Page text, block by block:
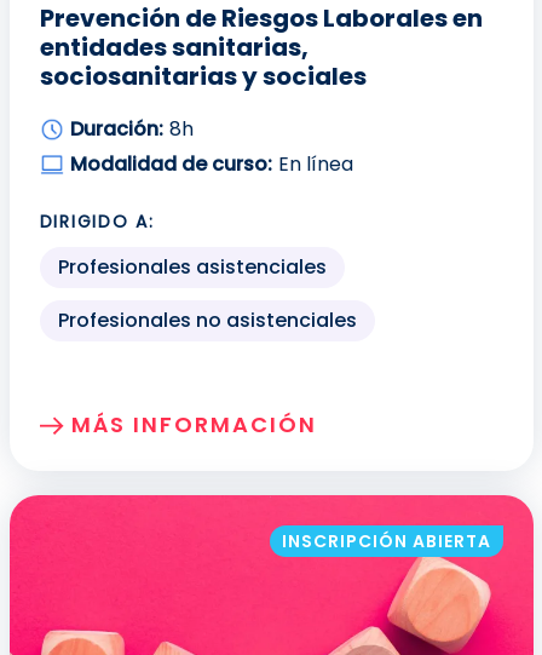
Prevención de Riesgos Laborales en
entidades sanitarias,
sociosanitarias y sociales
Duración: 8h
Modalidad de curso: En línea
DIRIGIDO A:
Profesionales asistenciales
Profesionales no asistenciales
MÁS INFORMACIÓN
SOBRE: PREVENCIÓN DE RIESGOS
INSCRIPCIÓN ABIERTA